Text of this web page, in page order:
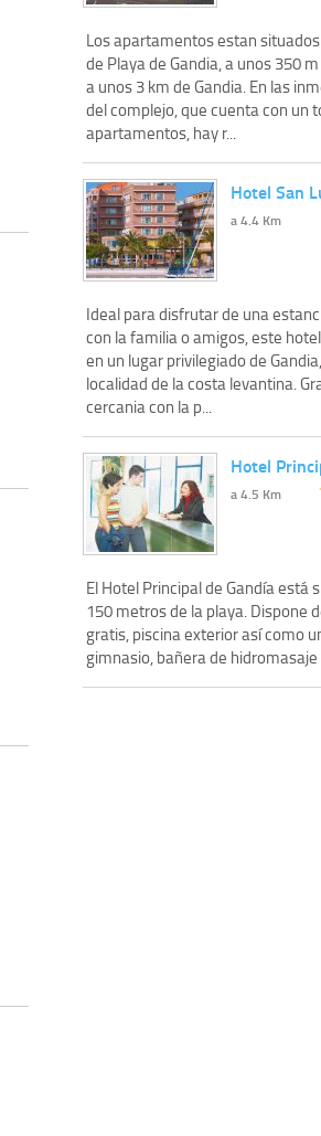
Los apartamentos estan
de Playa de Gandia, a unos 350
a unos 3 km de Gandia. En las
del complejo, que cuenta con un
apartamentos, hay r...
Hotel San
a 4.4 Km
Ideal para disfrutar de una
con la familia o amigos, este
en un lugar privilegiado de
localidad de la costa levantina.
cercania con la p...
Hotel
a 4.5 Km
El Hotel Principal de Gandía está
150 metros de la playa. Dispone
gratis, piscina exterior así como
gimnasio, bañera de hidromasaje y